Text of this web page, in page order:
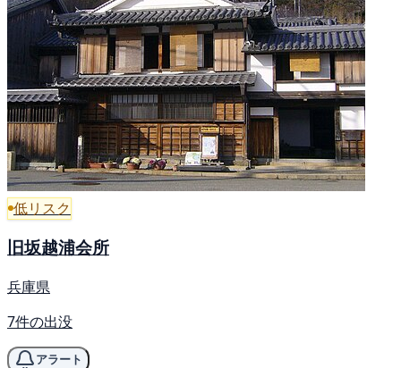
低リスク
旧坂越浦会所
兵庫県
7件の出没
アラート